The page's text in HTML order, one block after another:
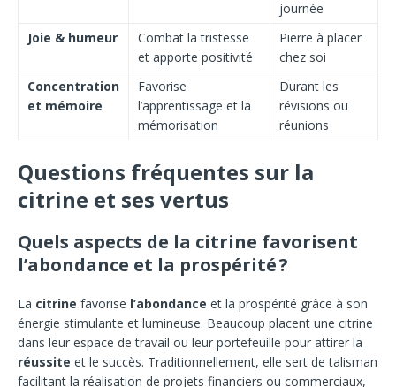
journée
Joie & humeur
Combat la tristesse
et apporte positivité
Pierre à placer
chez soi
Concentration
et mémoire
Favorise
l’apprentissage et la
mémorisation
Durant les
révisions ou
réunions
Questions fréquentes sur la
citrine et ses vertus
Quels aspects de la citrine favorisent
l’abondance et la prospérité ?
La citrine favorise l’abondance et la prospérité grâce à son
énergie stimulante et lumineuse. Beaucoup placent une citrine
dans leur espace de travail ou leur portefeuille pour attirer la
réussite et le succès. Traditionnellement, elle sert de talisman
facilitant la réalisation de projets financiers ou commerciaux,